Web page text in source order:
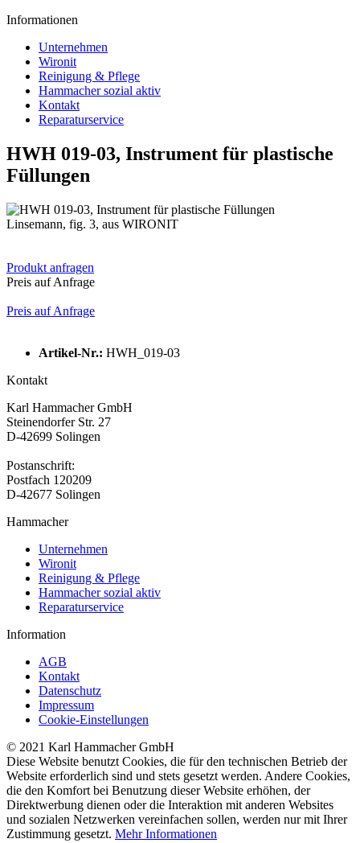
Informationen
Unternehmen
Wironit
Reinigung & Pflege
Hammacher sozial aktiv
Kontakt
Reparaturservice
HWH 019-03, Instrument für plastische
Füllungen
Linsemann, fig. 3, aus WIRONIT
Produkt anfragen
Preis auf Anfrage
Preis auf Anfrage
Artikel-Nr.: HWH_019-03
Kontakt
Karl Hammacher GmbH
Steinendorfer Str. 27
D-42699 Solingen
Postanschrift:
Postfach 120209
D-42677 Solingen
Hammacher
Unternehmen
Wironit
Reinigung & Pflege
Hammacher sozial aktiv
Reparaturservice
Information
AGB
Kontakt
Datenschutz
Impressum
Cookie-Einstellungen
© 2021 Karl Hammacher GmbH
Diese Website benutzt Cookies, die für den technischen Betrieb der
Website erforderlich sind und stets gesetzt werden. Andere Cookies,
die den Komfort bei Benutzung dieser Website erhöhen, der
Direktwerbung dienen oder die Interaktion mit anderen Websites
und sozialen Netzwerken vereinfachen sollen, werden nur mit Ihrer
Zustimmung gesetzt. Mehr Informationen